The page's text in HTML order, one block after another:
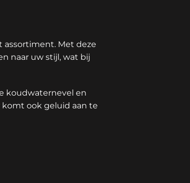
assortiment. Met deze
naar uw stijl, wat bij
koudwaternevel en
ook geluid aan te